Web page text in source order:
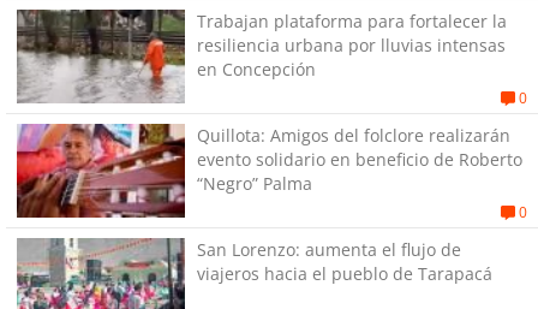
Trabajan plataforma para fortalecer la
resiliencia urbana por lluvias intensas
en Concepción
0
Quillota: Amigos del folclore realizarán
evento solidario en beneficio de Roberto
“Negro” Palma
0
San Lorenzo: aumenta el flujo de
viajeros hacia el pueblo de Tarapacá